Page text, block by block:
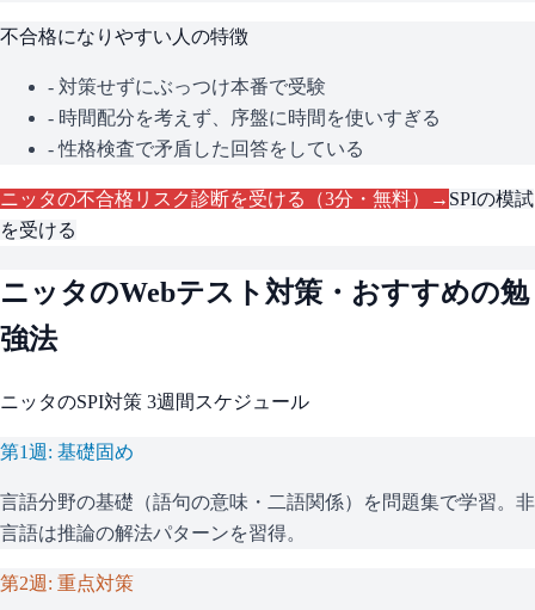
不合格になりやすい人の特徴
- 対策せずにぶっつけ本番で受験
- 時間配分を考えず、序盤に時間を使いすぎる
- 性格検査で矛盾した回答をしている
ニッタの不合格リスク診断を受ける（3分・無料）→ SPIの模試
を受ける
ニッタのWebテスト対策・おすすめの勉
強法
ニッタのSPI対策 3週間スケジュール
第1週: 基礎固め
言語分野の基礎（語句の意味・二語関係）を問題集で学習。非
言語は推論の解法パターンを習得。
第2週: 重点対策